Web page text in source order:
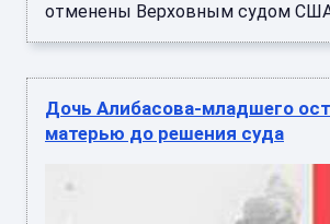
отменены Верховным судом
Дочь Алибасова-младшего
матерью до решения суда